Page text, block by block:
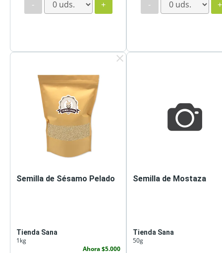
- + - +
clear
Semilla de Sésamo Pelado
Tienda Sana
1kg
Ahora $5.000
Semilla de Mostaza
Tienda Sana
50g